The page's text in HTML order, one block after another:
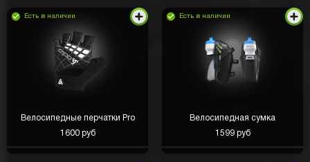
Есть в наличии
Велосипедные перчатки Pro
1600 руб
Есть в наличии
Велосипедная сумка
1599 руб